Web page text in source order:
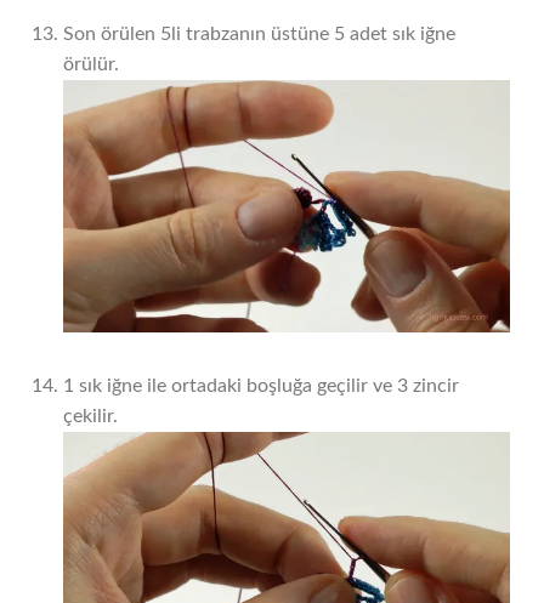
Son örülen 5li trabzanın üstüne 5 adet sık iğne
örülür.
1 sık iğne ile ortadaki boşluğa geçilir ve 3 zincir
çekilir.